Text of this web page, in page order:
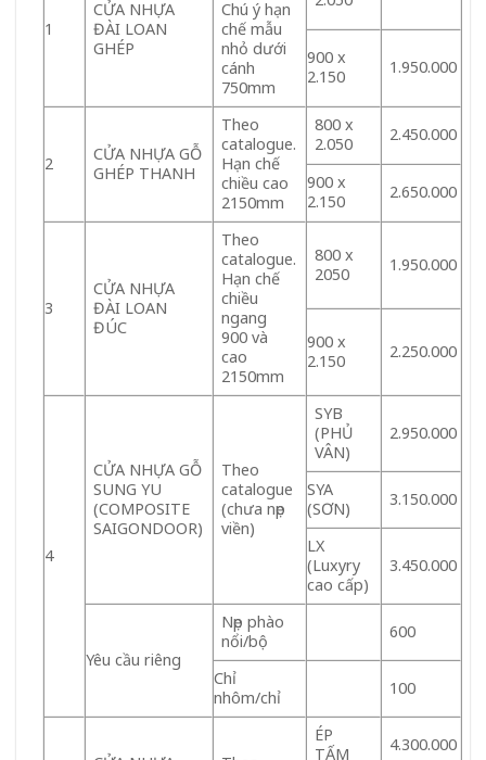
1
CỬA NHỰA
ĐÀI LOAN
GHÉP
Chú ý hạn
chế mẫu
nhỏ dưới
cánh
750mm
900 x
2.150
1.950.000
2
CỬA NHỰA GỖ
GHÉP THANH
Theo
catalogue.
Hạn chế
chiều cao
2150mm
800 x
2.050
2.450.000
900 x
2.150
2.650.000
3
CỬA NHỰA
ĐÀI LOAN
ĐÚC
Theo
catalogue.
Hạn chế
chiều
ngang
900 và
cao
2150mm
800 x
2050
1.950.000
900 x
2.150
2.250.000
4
CỬA NHỰA GỖ
SUNG YU
(COMPOSITE
SAIGONDOOR)
Theo
catalogue
(chưa nẹp
viền)
SYB
(PHỦ
VÂN)
2.950.000
SYA
(SƠN)
3.150.000
LX
(Luxyry
cao cấp)
3.450.000
Yêu cầu riêng
Nẹp phào
nổi/bộ
600
Chỉ
nhôm/chỉ
100
ÉP
TẤM
4.300.000